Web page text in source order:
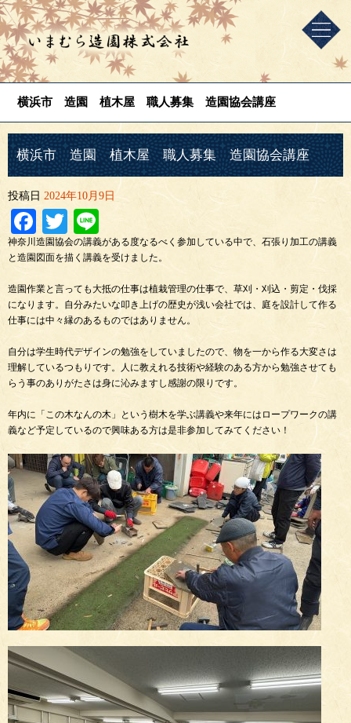
横浜市 造園 植木屋 職人募集 造園協会講座
横浜市 造園 植木屋 職人募集 造園協会講座
投稿日 2024年10月9日
Facebook
Twitter
神奈川造園協会の講義がある度なるべく参加している中で、石張り加工の講義
と造園図面を描く講義を受けました。
造園作業と言っても大抵の仕事は植栽管理の仕事で、草刈・刈込・剪定・伐採
になります。自分みたいな叩き上げの歴史が浅い会社では、庭を設計して作る
仕事には中々縁のあるものではありません。
自分は学生時代デザインの勉強をしていましたので、物を一から作る大変さは
理解しているつもりです。人に教えれる技術や経験のある方から勉強させても
らう事のありがたさは身に沁みますし感謝の限りです。
年内に「この木なんの木」という樹木を学ぶ講義や来年にはロープワークの講
義など予定しているので興味ある方は是非参加してみてください！